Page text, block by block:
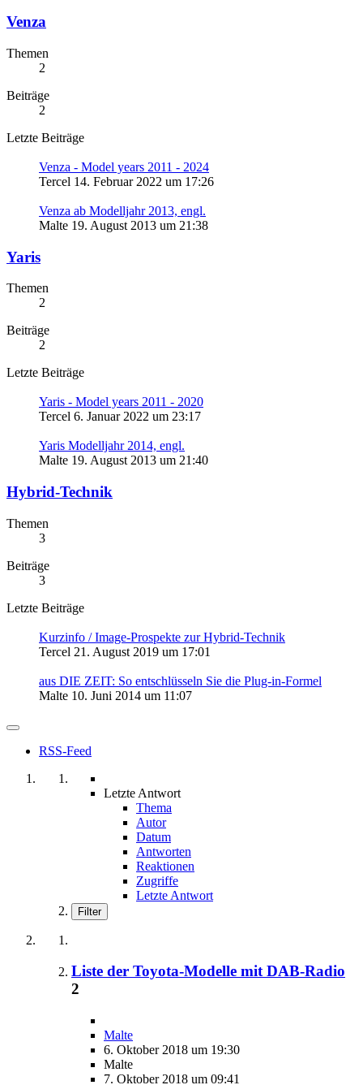
Venza
Themen
2
Beiträge
2
Letzte Beiträge
Venza - Model years 2011 - 2024
Tercel 14. Februar 2022 um 17:26
Venza ab Modelljahr 2013, engl.
Malte 19. August 2013 um 21:38
Yaris
Themen
2
Beiträge
2
Letzte Beiträge
Yaris - Model years 2011 - 2020
Tercel 6. Januar 2022 um 23:17
Yaris Modelljahr 2014, engl.
Malte 19. August 2013 um 21:40
Hybrid-Technik
Themen
3
Beiträge
3
Letzte Beiträge
Kurzinfo / Image-Prospekte zur Hybrid-Technik
Tercel 21. August 2019 um 17:01
aus DIE ZEIT: So entschlüsseln Sie die Plug-in-Formel
Malte 10. Juni 2014 um 11:07
RSS-Feed
Letzte Antwort
Thema
Autor
Datum
Antworten
Reaktionen
Zugriffe
Letzte Antwort
Filter
Liste der Toyota-Modelle mit DAB-Radio
2
Malte
6. Oktober 2018 um 19:30
Malte
7. Oktober 2018 um 09:41